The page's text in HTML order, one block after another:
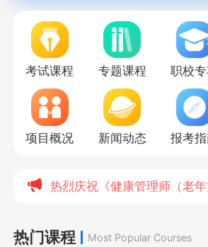
考试课程 专题课程 职校
项目概况 新闻动态 报考
热烈庆祝《健康管理师（老
热门课程 Most Popular Courses